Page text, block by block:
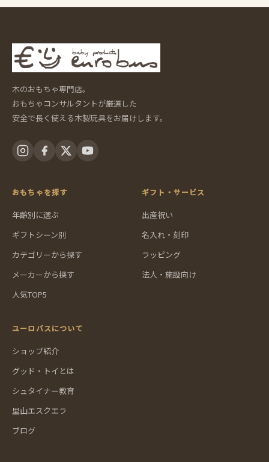
木のおもちゃ専門店。
おもちゃコンサルタントが厳選した
安全で長く使える木製玩具をお届けします。
おもちゃを探す
年齢別に選ぶ
ギフトシーン別
カテゴリーから探す
メーカーから探す
人気TOP5
ギフト・サービス
出産祝い
名入れ・刻印
ラッピング
法人・施設向け
ユーロバスについて
ショップ紹介
グッド・トイとは
シュタイナー教育
里山エスクエラ
ブログ